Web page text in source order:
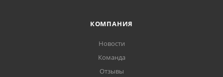
КОМПАНИЯ
Новости
Команда
Отзывы